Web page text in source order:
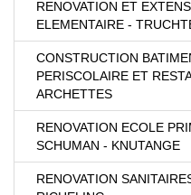
RENOVATION ET
ELEMENTAIRE -
CONSTRUCTION
PERISCOLAIRE ET
ARCHETTES
RENOVATION ECOLE
SCHUMAN - KNUTANGE
RENOVATION